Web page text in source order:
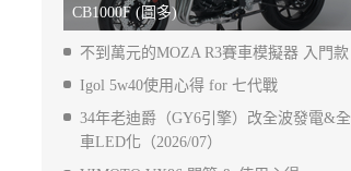
CB1000F (圖多)
不到萬元的MOZA R3賽車模擬器 入門款
Igol 5w40使用心得 for 七代戰
34年老迪爵（GY6引擎）改全波發電&全
車LED化（2026/07）